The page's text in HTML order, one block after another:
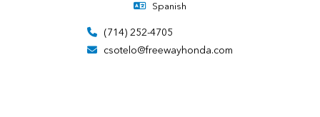
Spanish
(714) 252-4705
csotelo@freewayhonda.com